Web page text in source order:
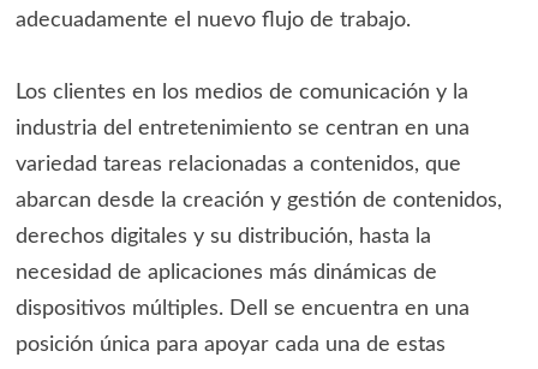
adecuadamente el nuevo flujo de trabajo.
Los clientes en los medios de comunicación y la
industria del entretenimiento se centran en una
variedad tareas relacionadas a contenidos, que
abarcan desde la creación y gestión de contenidos,
derechos digitales y su distribución, hasta la
necesidad de aplicaciones más dinámicas de
dispositivos múltiples. Dell se encuentra en una
posición única para apoyar cada una de estas